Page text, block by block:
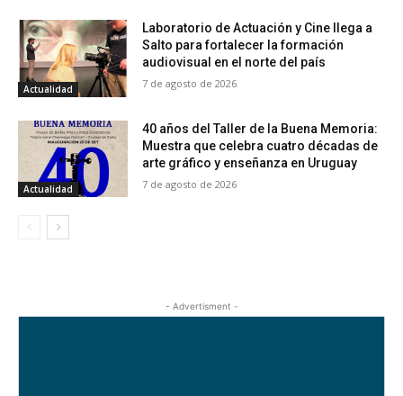
Actualidad
Laboratorio de Actuación y Cine llega a
Salto para fortalecer la formación
audiovisual en el norte del país
7 de agosto de 2026
Actualidad
40 años del Taller de la Buena Memoria:
Muestra que celebra cuatro décadas de
arte gráfico y enseñanza en Uruguay
7 de agosto de 2026
- Advertisment -